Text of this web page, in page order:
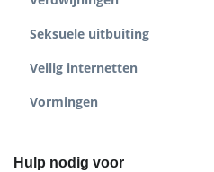
Seksuele uitbuiting
Veilig internetten
Vormingen
Hulp nodig voor